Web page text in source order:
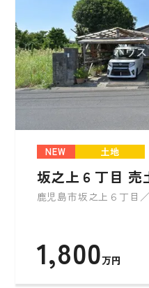
NEW 土地
坂之上６丁目 売
鹿児島市坂之上６丁目
1,800万円